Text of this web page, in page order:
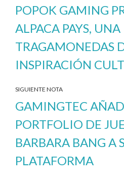
POPOK GAMING
ALPACA PAYS, UNA
TRAGAMONEDAS
INSPIRACIÓN
SIGUIENTE NOTA
GAMINGTEC
PORTFOLIO DE
BARBARA BANG A
PLATAFORMA